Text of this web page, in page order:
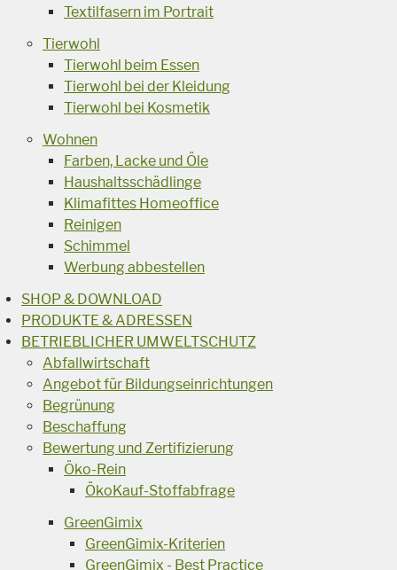
Textilfasern im Portrait
Tierwohl
Tierwohl beim Essen
Tierwohl bei der Kleidung
Tierwohl bei Kosmetik
Wohnen
Farben, Lacke und Öle
Haushaltsschädlinge
Klimafittes Homeoffice
Reinigen
Schimmel
Werbung abbestellen
SHOP & DOWNLOAD
PRODUKTE & ADRESSEN
BETRIEBLICHER UMWELTSCHUTZ
Abfallwirtschaft
Angebot für Bildungseinrichtungen
Begrünung
Beschaffung
Bewertung und Zertifizierung
Öko-Rein
ÖkoKauf-Stoffabfrage
GreenGimix
GreenGimix-Kriterien
GreenGimix - Best Practice